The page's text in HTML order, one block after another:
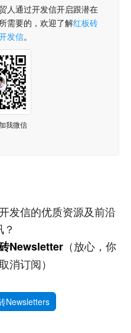
人通过开发信开启跟潜在
需要的，欢迎了解红板砖
发信。
我微信
发信的优质资源及前沿
Newsletter（放心，你
消订阅）
Newsletters